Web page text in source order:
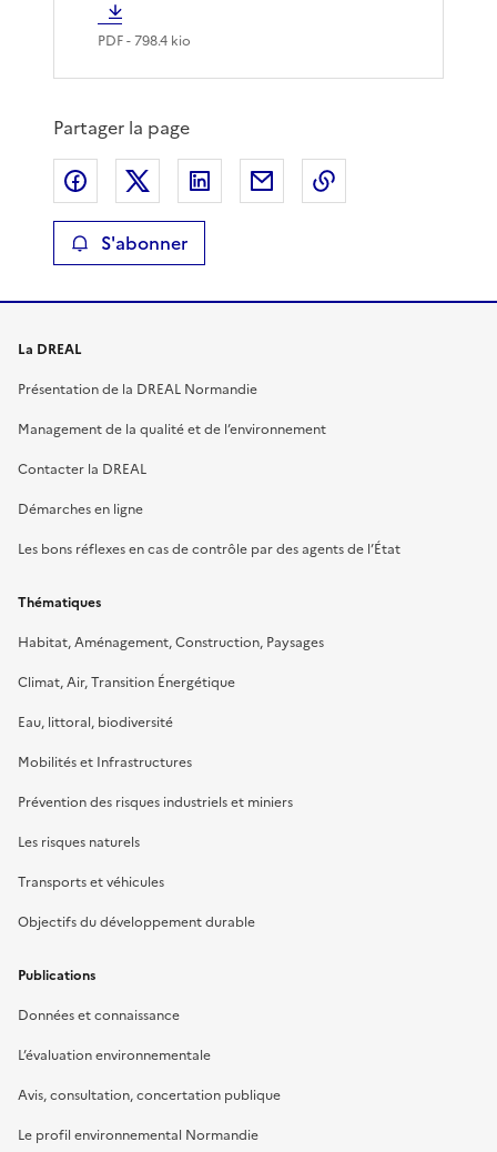
PDF- 798.4 kio
Partager la page
Partager sur Facebook
Partager sur XPartager sur LinkedIn
Partager par email
S'abonner
La DREAL
Présentation de la DREAL Normandie
Management de la qualité et de l’environnement
Contacter la DREAL
Démarches en ligne
Les bons réflexes en cas de contrôle par des agents de l’État
Thématiques
Habitat, Aménagement, Construction, Paysages
Climat, Air, Transition Énergétique
Eau, littoral, biodiversité
Mobilités et Infrastructures
Prévention des risques industriels et miniers
Les risques naturels
Transports et véhicules
Objectifs du développement durable
Publications
Données et connaissance
L’évaluation environnementale
Avis, consultation, concertation publique
Le profil environnemental Normandie